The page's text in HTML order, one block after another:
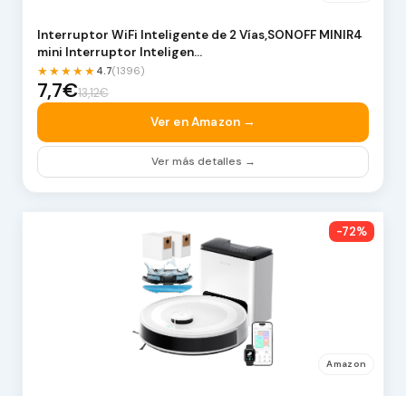
Interruptor WiFi Inteligente de 2 Vías,SONOFF MINIR4
mini Interruptor Inteligen…
★★★★★ 4.7(1396)
7,7€13,12€
Ver en Amazon →
Ver más detalles →
-72%
Amazon